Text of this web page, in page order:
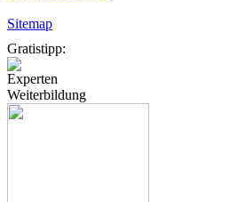
Sitemap
Gratistipp:
Experten
Weiterbildung